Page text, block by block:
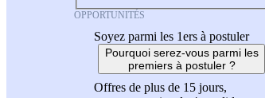
OPPORTUNITÉS
Soyez parmi les 1ers à postuler
Pourquoi serez-vous parmi les
premiers à postuler ?
Offres de plus de 15 jours,